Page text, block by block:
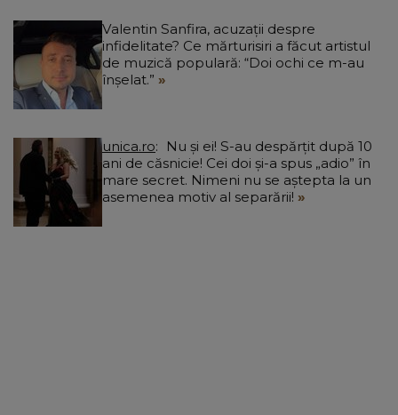
Valentin Sanfira, acuzații despre
infidelitate? Ce mărturisiri a făcut artistul
de muzică populară: “Doi ochi ce m-au
înșelat.”
unica.ro
ani de căsnicie! Cei doi și-a spus „adio” în
mare secret. Nimeni nu se aștepta la un
asemenea motiv al separării!